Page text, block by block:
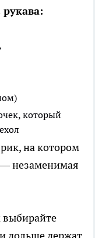
который
на котором
— незаменимая
выбирайте